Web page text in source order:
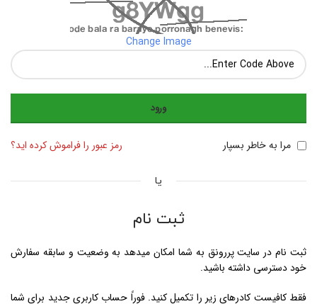
Change Image
ورود
رمز عبور را فراموش کرده اید؟ مرا به خاطر بسپار
یا
ثبت نام
ثبت نام در سایت پررونق به شما امکان میدهد به وضعیت و سابقه سفارش
خود دسترسی داشته باشید.
فقط کافیست کادرهای زیر را تکمیل کنید. فوراً حساب کاربری جدید برای شما